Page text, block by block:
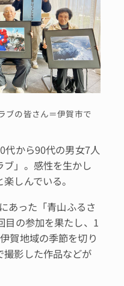
ブの皆さん＝伊賀市で
から90代の男女7人
」。感性を生かし
しんでいる。
あった「青山ふるさ
目の参加を果たし、1
賀地域の季節を切り
影した作品などが